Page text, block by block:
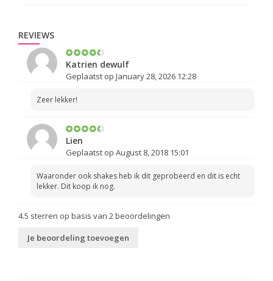
REVIEWS
Katrien dewulf
Geplaatst op January 28, 2026 12:28
Zeer lekker!
Lien
Geplaatst op August 8, 2018 15:01
Waaronder ook shakes heb ik dit geprobeerd en dit is echt
lekker. Dit koop ik nog.
4.5 sterren op basis van 2beoordelingen
Je beoordeling toevoegen